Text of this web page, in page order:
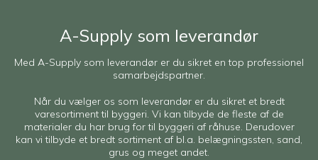
A-Supply som leverandør
Med A-Supply som leverandør er du sikret en top professionel
samarbejdspartner.
Når du vælger os som leverandør er du sikret et bredt
varesortiment til byggeri. Vi kan tilbyde de fleste af de
materialer du har brug for til byggeri af råhuse. Derudover
kan vi tilbyde et bredt sortiment af bl.a. belægningssten, sand,
grus og meget andet.